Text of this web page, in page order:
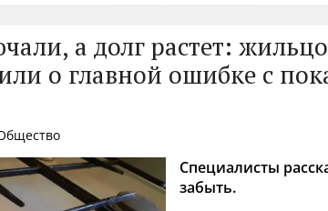
а долг растет:
о главной ошибке с
Специалисты
забыть.